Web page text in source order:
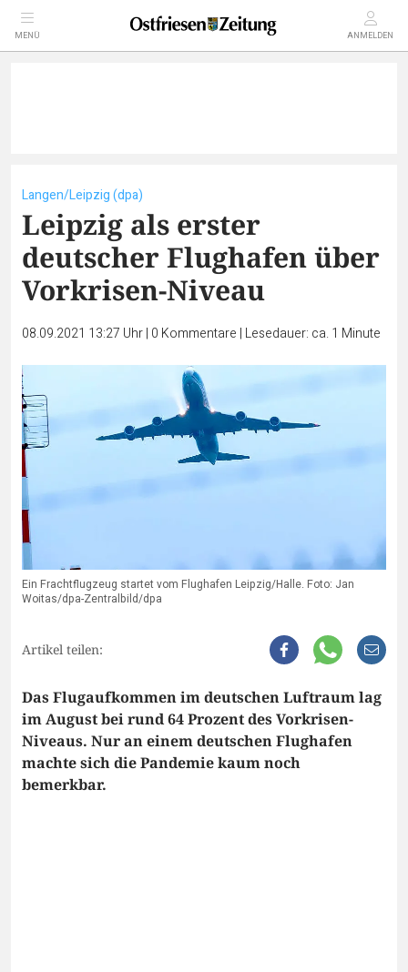
MENÜ ANMELDEN
Langen/Leipzig (dpa)
Leipzig als erster
deutscher Flughafen über
Vorkrisen-Niveau
08.09.2021 13:27 Uhr| 0 Kommentare | Lesedauer: ca. 1 Minute
Ein Frachtflugzeug startet vom Flughafen Leipzig/Halle. Foto: Jan
Woitas/dpa-Zentralbild/dpa
Artikel teilen:
Das Flugaufkommen im deutschen Luftraum lag
im August bei rund 64 Prozent des Vorkrisen-
Niveaus. Nur an einem deutschen Flughafen
machte sich die Pandemie kaum noch
bemerkbar.